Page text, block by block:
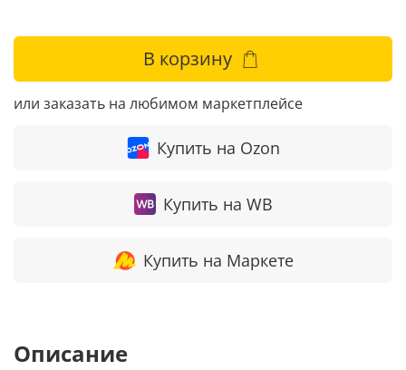
В корзину
или заказать на любимом маркетплейсе
Купить на Ozon
Купить на WB
Купить на Маркете
Описание